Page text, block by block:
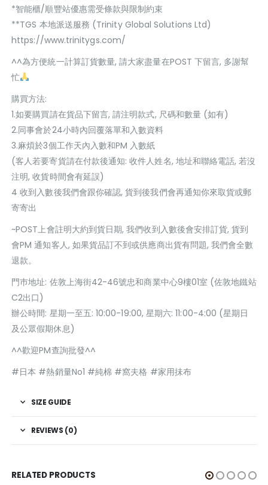
*智能櫃/順豐站優惠需受條款與限制約束
**TGS 本地派送服務 (Trinity Global Solutions Ltd)
https://www.trinitygs.com/
^^為方便統一計算訂貨數量, 請大家盡量在POST 下留言, 多謝幫
忙
購買方法:
1.如要購買請在貨品下留言, 請注明款式, 尺碼和數量 (如有)
2.同事會於24小時內回覆落單和入數資料
3.麻煩於3個工作天內入數和PM 入數紙
(客人若要寄貨請在付款後通知: 收件人姓名, 地址和聯絡電話, 若沒
注明, 收貨時間會有延誤)
4 收到入數後我們會跟你確認, 貨到後我們會再通知你來取貨或郵
寄寄出
~POST上會註明大約到貨日期, 我們收到入數後會安排訂貨, 貨到
會PM 通知客人, 如果貨品訂不到或供應商出貨有問題, 我們會全數
退款。
門巿地址: 佐敦上海街42-46號忠和商業中心9樓01室 (佐敦地鐵站
C2出口)
辦公時間: 星期一至五: 10:00-19:00, 星期六: 11:00-4:00 (星期日
及公眾假期休息)
^^歡迎PM查詢批發^^
#日本 #熱銷量No1 #純棉 #窩夫格 #家用抺布
SIZE GUIDE
REVIEWS (0)
RELATED PRODUCTS